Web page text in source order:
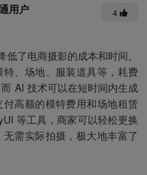
4
了电商摄影的成本和时间。
、场地、服装道具等，耗费
AI 技术可以在短时间内生成
高额的模特费用和场地租赁
等工具，商家可以轻松更换
需实际拍摄，极大地丰富了